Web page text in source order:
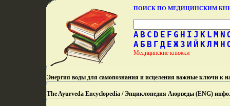
ПОИСК ПО МЕДИЦИНСКИМ
A B C D E F G H I J K L M N
А Б В Г Д Е Ж З И Й КЛ М Н
Медицинские книжки
Энергия воды для самопознания и исцеления важные ключи к
The Ayurveda Encyclopedia / Энциклопедия Аюрведы (ENG) инфо.